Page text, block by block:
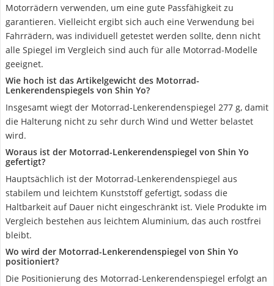
Motorrädern verwenden, um eine gute Passfähigkeit zu
garantieren. Vielleicht ergibt sich auch eine Verwendung bei
Fahrrädern, was individuell getestet werden sollte, denn nicht
alle Spiegel im Vergleich sind auch für alle Motorrad-Modelle
geeignet.
Wie hoch ist das Artikelgewicht des Motorrad-
Lenkerendenspiegels von Shin Yo?
Insgesamt wiegt der Motorrad-Lenkerendenspiegel 277 g, damit
die Halterung nicht zu sehr durch Wind und Wetter belastet
wird.
Woraus ist der Motorrad-Lenkerendenspiegel von Shin Yo
gefertigt?
Hauptsächlich ist der Motorrad-Lenkerendenspiegel aus
stabilem und leichtem Kunststoff gefertigt, sodass die
Haltbarkeit auf Dauer nicht eingeschränkt ist. Viele Produkte im
Vergleich bestehen aus leichtem Aluminium, das auch rostfrei
bleibt.
Wo wird der Motorrad-Lenkerendenspiegel von Shin Yo
positioniert?
Die Positionierung des Motorrad-Lenkerendenspiegel erfolgt an